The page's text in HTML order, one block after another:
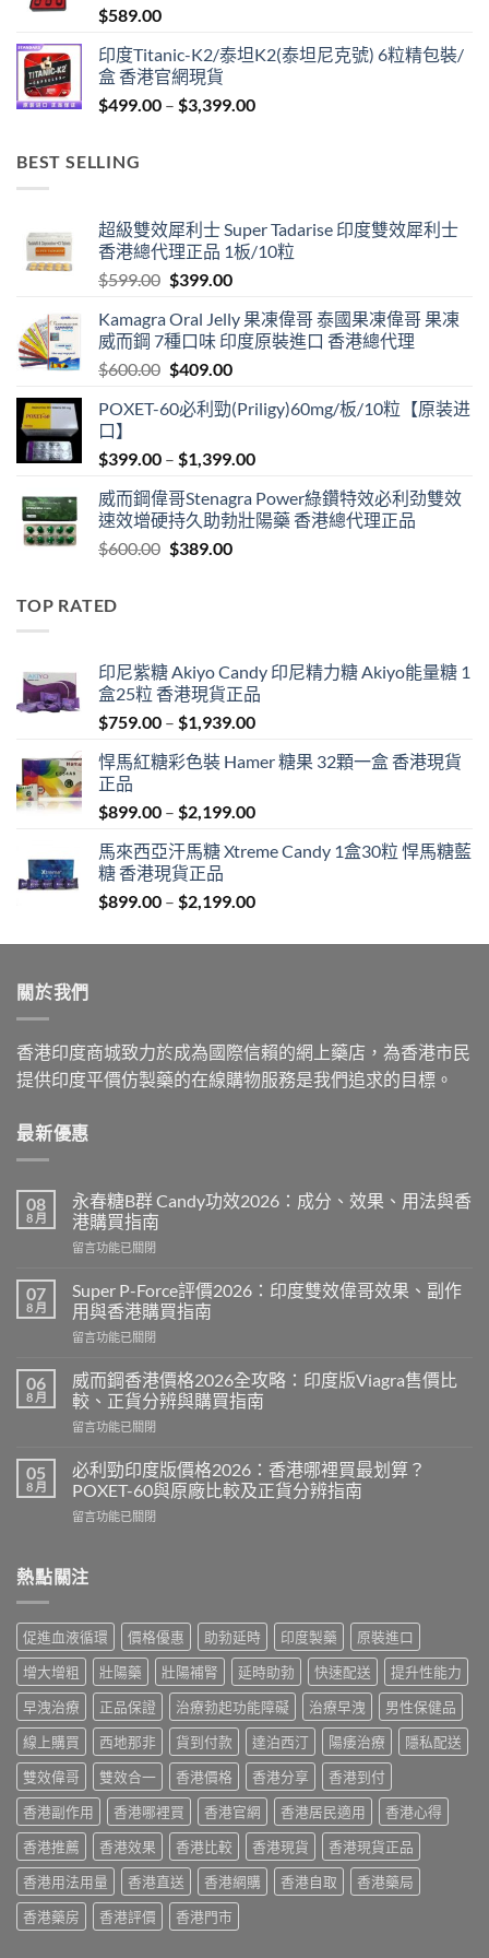
$589.00
印度Titanic-K2/泰坦K2(泰坦尼克號) 6粒精包裝/
盒 香港官網現貨
$499.00 – $3,399.00Price
BEST SELLING
超級雙效犀利士 Super Tadarise 印度雙效犀利士
香港總代理正品 1板/10粒
$599.00 Original
was:
$599.00.
$399.00Current
is:
$399.00.
Kamagra Oral Jelly 果凍偉哥 泰國果凍偉哥 果凍
威而鋼 7種口味 印度原裝進口 香港總代理
$600.00 Original
was:
$409.00Current
is:
POXET-60必利勁(Priligy)60mg/板/10粒【原装进
口】
$399.00 – $1,399.00Price
$399.00
through
威而鋼偉哥Stenagra Power綠鑽特效必利劲雙效
速效增硬持久助勃壯陽藥 香港總代理正品
$600.00 Original
$389.00Current
TOP RATED
印尼紫糖 Akiyo Candy 印尼精力糖 Akiyo能量糖 1
盒25粒 香港現貨正品
$759.00 – $1,939.00Price
$759.00
$1,939.00
悍馬紅糖彩色裝 Hamer 糖果 32顆一盒 香港現貨
正品
$899.00 – $2,199.00Price
$899.00
$2,199.00
馬來西亞汗馬糖 Xtreme Candy 1盒30粒 悍馬糖藍
糖 香港現貨正品
$899.00 – $2,199.00Price
$899.00
關於我們
香港印度商城致力於成為國際信賴的網上藥店，為香港市民
提供印度平價仿製藥的在線購物服務是我們追求的目標。
最新優惠
08
8 月
永春糖B群 Candy功效2026：成分、效果、用法與香
港購買指南
在
春
糖
B
群
功
效
2026：
成
效
果、
法
港
指
南〉
中
留言功能已關閉
07
8 月
Super P-Force評價2026：印度雙效偉哥效果、副作
用與香港購買指南
在
P-
Force
評
價
印
度
效
效
作
用
與
香
港
購
買
指
南〉
中
留言功能已關閉
06
8 月
威而鋼香港價格2026全攻略：印度版Viagra售價比
較、正貨分辨與購買指南
在
而
鋼
香
港
2026
略：
印
度
版
Viagra
售
價
比
較、
正
貨
分
辨
與
購
買
指
留言功能已關閉
05
8 月
必利勁印度版價格2026：香港哪裡買最划算？
POXET-60與原廠比較及正貨分辨指南
在
勁
印
版
價
格
2026：
香
港
哪
裡
買
最
划
算？
POXET-
60
與
原
廠
留言功能已關閉
熱點關注
促進血液循環 價格優惠 助勃延時 印度製藥
原裝進口
增大增粗
壯陽藥 壯陽補腎 延時助勃 快速配送
提升性能力
早洩治療
正品保證 治療勃起功能障礙 治療早洩
男性保健品
線上購買
西地那非 貨到付款 達泊西汀 陽痿治療
隱私配送
雙效偉哥
雙效合一 香港價格 香港分享
香港到付
香港副作用
香港哪裡買 香港官網 香港居民適用
香港心得
香港推薦
香港效果 香港比較 香港現貨
香港現貨正品
香港用法用量
香港直送 香港網購 香港自取
香港藥局
香港藥房
香港評價 香港門市